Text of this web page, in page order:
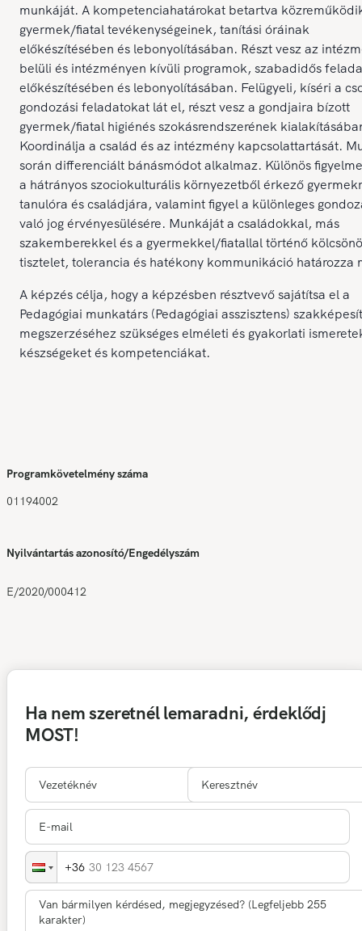
munkáját. A kompetenciahatárokat betartva
gyermek/fiatal tevékenységeinek, tanítási óráinak
előkészítésében és lebonyolításában. Részt vesz az
belüli és intézményen kívüli programok, szabadidős
előkészítésében és lebonyolításában. Felügyeli, kíséri a
gondozási feladatokat lát el, részt vesz a gondjaira bízott
gyermek/fiatal higiénés szokásrendszerének
Koordinálja a család és az intézmény kapcsolattartását.
során differenciált bánásmódot alkalmaz. Különös
a hátrányos szociokulturális környezetből érkező
tanulóra és családjára, valamint figyel a különleges
való jog érvényesülésére. Munkáját a családokkal, más
szakemberekkel és a gyermekkel/fiatallal történő
tisztelet, tolerancia és hatékony kommunikáció határozza
A képzés célja, hogy a képzésben résztvevő sajátítsa el a
Pedagógiai munkatárs (Pedagógiai asszisztens)
megszerzéséhez szükséges elméleti és gyakorlati
készségeket és kompetenciákat.
Programkövetelmény száma
01194002
Nyilvántartás azonosító/Engedélyszám
E/2020/000412
Ha nem szeretnél lemaradni, érdeklődj
MOST!
30 123 4567